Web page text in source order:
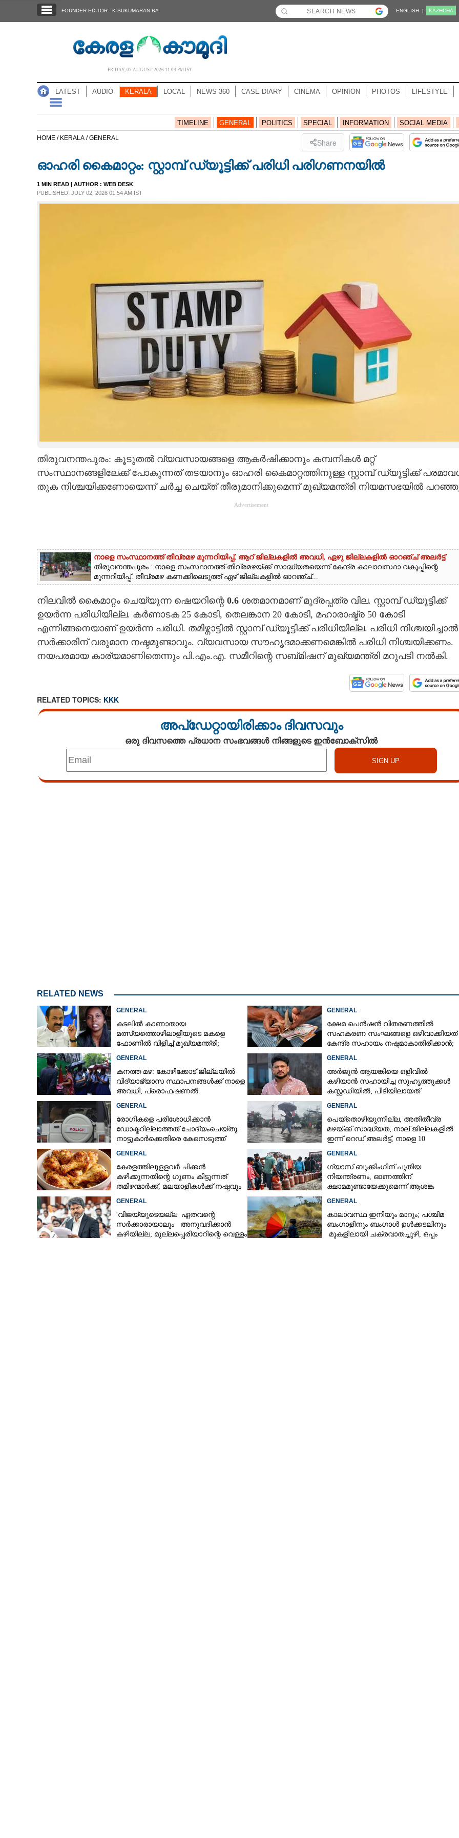
NOTIFIED NEWS
CARTOONS
CONTACT US
FOUNDER EDITOR : K SUKUMARAN BA ENGLISH | KĀZHCHA
FRIDAY, 07 AUGUST 2026 11.04 PM IST
LATEST AUDIO KERALA LOCAL NEWS 360 CASE DIARY CINEMA OPINION PHOTOS LIFESTYLE
TIMELINE GENERAL POLITICS SPECIAL INFORMATION SOCIAL MEDIA
HOME / KERALA /GENERAL Share
ഓഹരി കൈമാറ്റം: സ്റ്റാമ്പ് ഡ്യൂട്ടിക്ക് പരിധി പരിഗണനയിൽ
1 MIN READ | AUTHOR : WEB DESK
PUBLISHED: JULY 02, 2026 01:54 AM IST
തിരുവനന്തപുരം: കൂടുതൽ വ്യവസായങ്ങളെ ആകർഷിക്കാനും കമ്പനികൾ മറ്റ്
സംസ്ഥാനങ്ങളിലേക്ക് പോകുന്നത് തടയാനും ഓഹരി കൈമാറ്റത്തിനുള്ള സ്റ്റാമ്പ് ഡ്യൂട്ടിക്ക്
തുക നിശ്ചയിക്കണോയെന്ന് ചർച്ച ചെയ്ത് തീരുമാനിക്കുമെന്ന് മുഖ്യമന്ത്രി നിയമസഭയിൽ
Advertisement
നാളെ സംസ്ഥാനത്ത് തീവ്രമഴ മുന്നറിയിപ്പ്,​ ആറ് ജില്ലകളിൽ അവധി,​ ഏഴു ജില്ലകളിൽ ഓറഞ്ച് അലർട്ട്
തിരുവനന്തപുരം : നാളെ സംസ്ഥാനത്ത് തീവ്രമഴയ്ക്ക് സാദ്ധ്യതയെന്ന് കേന്ദ്ര കാലാവസ്ഥാ വകുപ്പിന്റെ
മുന്നറിയിപ്പ്. തീവ്രമഴ കണക്കിലെടുത്ത് ഏഴ് ജില്ലകളിൽ ഓറഞ്ച്...
നിലവിൽ കൈമാറ്റം ചെയ്യുന്ന ഷെയറിന്റെ 0.6ശതമാനമാണ് മുദ്രപ്പത്ര വില. സ്റ്റാമ്പ് ഡ്യൂട്ടിക്ക്
ഉയർന്ന പരിധിയില്ല. കർണാടക 25 കോടി, തെലങ്കാന 20 കോടി, മഹാരാഷ്ട്ര 50 കോടി
എന്നിങ്ങനെയാണ് ഉയർന്ന പരിധി. തമിഴ്നാട്ടിൽ സ്റ്റാമ്പ് ഡ്യൂട്ടിക്ക് പരിധിയില്ല. പരിധി നിശ്ചയിച്ചാൽ
സർക്കാരിന് വരുമാന നഷ്ടമുണ്ടാവും. വ്യവസായ സൗഹൃദമാക്കണമെങ്കിൽ പരിധി നിശ്ചയിക്കണം.
നയപരമായ കാര്യമാണിതെന്നും പി.എം.എ. സമീറിന്റെ സബ്മിഷന് മുഖ്യമന്ത്രി മറുപടി നൽകി.
RELATED TOPICS: KKK
അപ്ഡേറ്റായിരിക്കാം ദിവസവും
ഒരു ദിവസത്തെ പ്രധാന സംഭവങ്ങൾ നിങ്ങളുടെ ഇൻബോക്സിൽ
RELATED NEWS
GENERAL
കടലിൽ കാണാതായ
മത്സ്യത്തൊഴിലാളിയുടെ മകളെ
ഫോണിൽ വിളിച്ച് മുഖ്യമന്ത്രി;
GENERAL
ക്ഷേമ പെൻഷൻ വിതരണത്തിൽ
സഹകരണ സംഘങ്ങളെ ഒഴിവാക്കിയത്
കേന്ദ്ര സഹായം നഷ്ടമാകാതിരിക്കാൻ;
GENERAL
കനത്ത മഴ: കോഴിക്കോട് ജില്ലയിൽ
വിദ്യാഭ്യാസ സ്ഥാപനങ്ങൾക്ക് നാളെ
അവധി,​ പ്രൊഫഷണൽ
GENERAL
അർജുൻ ആയങ്കിയെ ഒളിവിൽ
കഴിയാൻ സഹായിച്ച സുഹൃത്തുക്കൾ
കസ്റ്റഡിയിൽ; പിടിയിലായത്
GENERAL
രോഗികളെ പരിശോധിക്കാൻ
ഡോക്ടറില്ലാത്തത് ചോദ്യംചെയ്തു:
നാട്ടുകാർക്കെതിരെ കേസെടുത്ത്
GENERAL
പെയ്തൊഴിയുന്നില്ല, അതിതീവ്ര
മഴയ്ക്ക് സാദ്ധ്യത;​ നാല് ജില്ലകളിൽ
ഇന്ന് റെഡ് അലർട്ട്,​ നാളെ 10
GENERAL
കേരളത്തിലുളളവർ ചിക്കൻ
കഴിക്കുന്നതിന്റെ ഗുണം കിട്ടുന്നത്
തമിഴന്മാർക്ക്, മലയാളികൾക്ക് നഷ്ടവും
GENERAL
ഗ്യാസ് ബുക്കിംഗിന് പുതിയ
നിയന്ത്രണം, ഓണത്തിന്
ക്ഷാമമുണ്ടായേക്കുമെന്ന് ആശങ്ക
GENERAL
'വിജയ്‌യുടെയല്ല ഏതവന്റെ
സർക്കാരായാലും അനുവദിക്കാൻ
കഴിയില്ല; മുല്ലപ്പെരിയാറിന്റെ വെള്ളം
GENERAL
കാലാവസ്ഥ ഇനിയും മാറും; പശ്ചിമ
ബംഗാളിനും ബംഗാൾ ഉൾക്കടലിനും
മുകളിലായി ചക്രവാതച്ചുഴി, ഒപ്പം
ഓഹരി കൈമാറ്റം: സ്റ്റാമ്പ് ഡ്യൂട്ടിക്ക്
Share this link